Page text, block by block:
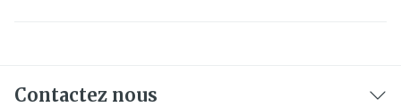
Contactez nous